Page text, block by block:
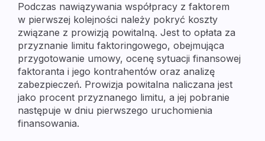
Podczas nawiązywania współpracy z faktorem
w pierwszej kolejności należy pokryć koszty
związane z prowizją powitalną. Jest to opłata za
przyznanie limitu faktoringowego, obejmująca
przygotowanie umowy, ocenę sytuacji finansowej
faktoranta i jego kontrahentów oraz analizę
zabezpieczeń. Prowizja powitalna naliczana jest
jako procent przyznanego limitu, a jej pobranie
następuje w dniu pierwszego uruchomienia
finansowania.